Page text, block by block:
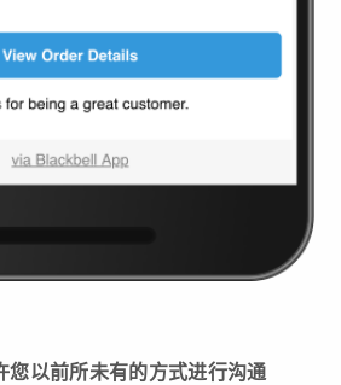
您以前所未有的方式进行沟通